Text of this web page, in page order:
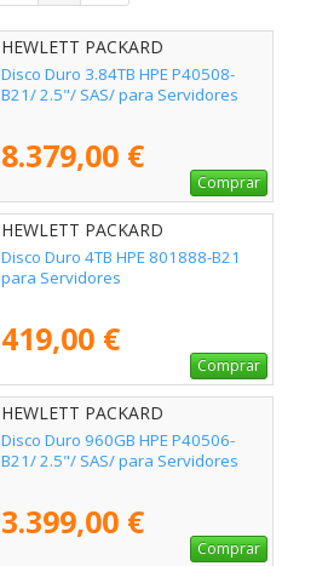
HEWLETT PACKARD
ENTERPRISE - P40508-B21
Disco Duro 3.84TB HPE P40508-
B21/ 2.5"/ SAS/ para Servidores
8.379,00 €
Comprar
HEWLETT PACKARD
ENTERPRISE - 801888-B21
Disco Duro 4TB HPE 801888-B21
para Servidores
419,00 €
Comprar
HEWLETT PACKARD
ENTERPRISE - P40506-B21
Disco Duro 960GB HPE P40506-
B21/ 2.5"/ SAS/ para Servidores
3.399,00 €
Comprar